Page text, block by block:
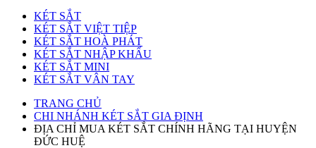
KÉT SẮT
KÉT SẮT VIỆT TIỆP
KÉT SẮT HOÀ PHÁT
KÉT SẮT NHẬP KHẨU
KÉT SẮT MINI
KÉT SẮT VÂN TAY
TRANG CHỦ
CHI NHÁNH KÉT SẮT GIA ĐỊNH
ĐỊA CHỈ MUA KÉT SẮT CHÍNH HÃNG TẠI HUYỆN
ĐỨC HUỆ